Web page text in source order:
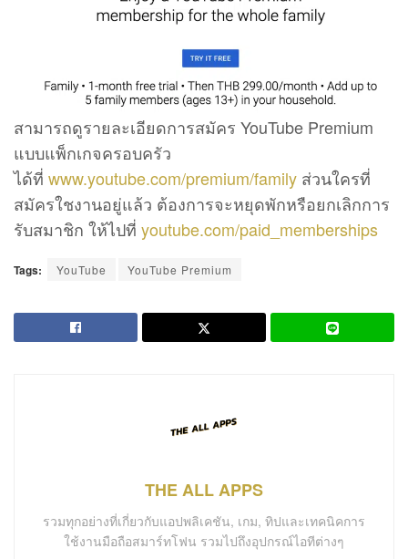
สามารถดูรายละเอียดการสมัคร YouTube Premium
แบบแพ็กเกจครอบครัว
ได้ที่ www.youtube.com/premium/family ส่วนใครที่
สมัครใชงานอยู่แล้ว ต้องการจะหยุดพักหรือยกเลิกการ
รับสมาชิก ให้ไปที่ youtube.com/paid_memberships
Tags: YouTube YouTube Premium
THE ALL APPS
รวมทุกอย่างที่เกี่ยวกับแอปพลิเคชัน, เกม, ทิปและเทคนิคการ
ใช้งานมือถือสมาร์ทโฟน รวมไปถึงอุปกรณ์ไอทีต่างๆ